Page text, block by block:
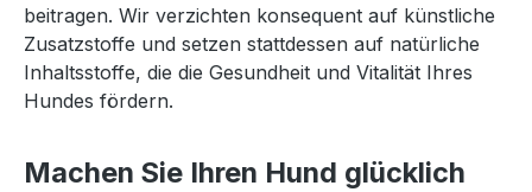
beitragen. Wir verzichten konsequent auf künstliche
Zusatzstoffe und setzen stattdessen auf natürliche
Inhaltsstoffe, die die Gesundheit und Vitalität Ihres
Hundes fördern.
Machen Sie Ihren Hund glücklich